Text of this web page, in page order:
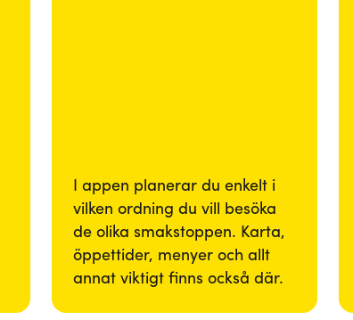
I appen planerar du enkelt i
vilken ordning du vill besöka
de olika smakstoppen. Karta,
öppettider, menyer och allt
annat viktigt finns också där.